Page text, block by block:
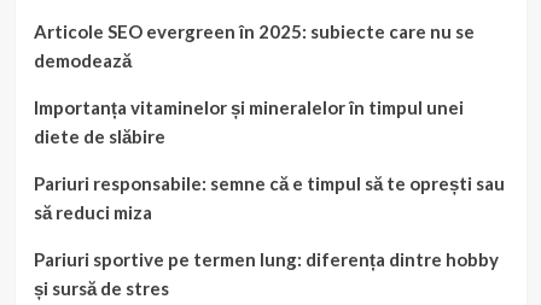
Articole SEO evergreen în 2025: subiecte care nu se
demodează
Importanța vitaminelor și mineralelor în timpul unei
diete de slăbire
Pariuri responsabile: semne că e timpul să te oprești sau
să reduci miza
Pariuri sportive pe termen lung: diferența dintre hobby
și sursă de stres